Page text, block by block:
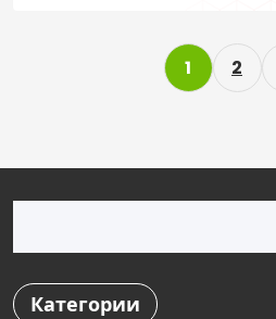
P
o
a
1 2
Категории